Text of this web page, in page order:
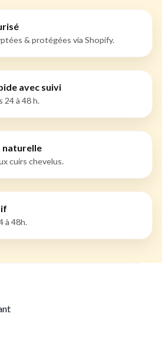
& protégées via Shopify.
avec suivi
24 à 48 h.
naturelle
cuirs chevelus.
à 48h.